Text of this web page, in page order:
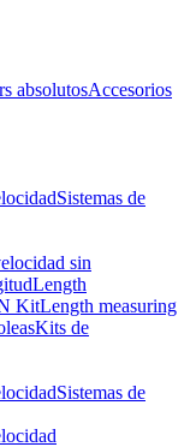
absolutosAccesorios
Sistemas de
sin
Length
KitLength measuring
Kits de
Sistemas de